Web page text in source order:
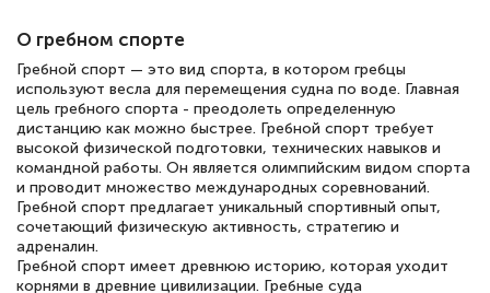
О гребном спорте
Гребной спорт — это вид спорта, в котором гребцы
используют весла для перемещения судна по воде. Главная
цель гребного спорта - преодолеть определенную
дистанцию как можно быстрее. Гребной спорт требует
высокой физической подготовки, технических навыков и
командной работы. Он является олимпийским видом спорта
и проводит множество международных соревнований.
Гребной спорт предлагает уникальный спортивный опыт,
сочетающий физическую активность, стратегию и
адреналин.
Гребной спорт имеет древнюю историю, которая уходит
корнями в древние цивилизации. Гребные суда